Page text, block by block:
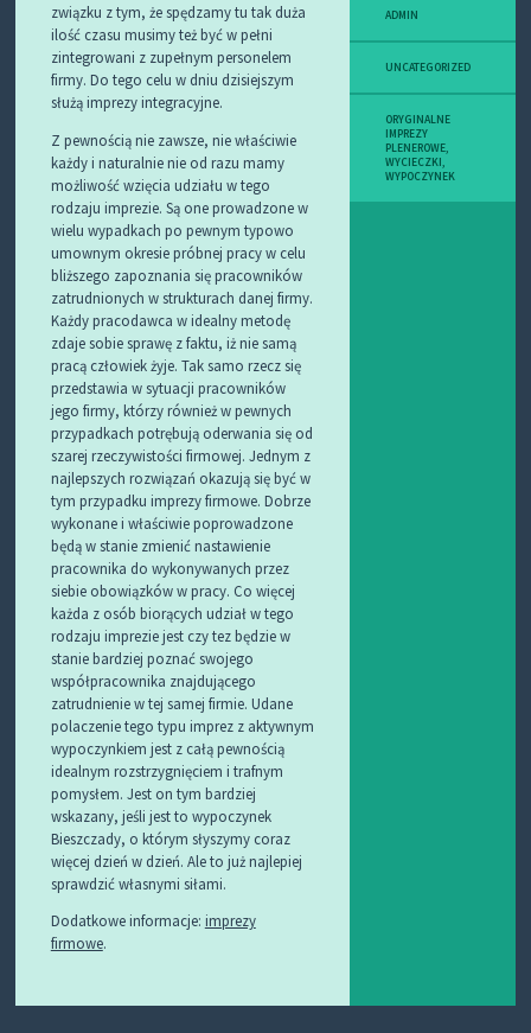
związku z tym, że spędzamy tu tak duża
ilość czasu musimy też być w pełni
zintegrowani z zupełnym personelem
firmy. Do tego celu w dniu dzisiejszym
służą imprezy integracyjne.
Z pewnością nie zawsze, nie właściwie
każdy i naturalnie nie od razu mamy
możliwość wzięcia udziału w tego
rodzaju imprezie. Są one prowadzone w
wielu wypadkach po pewnym typowo
umownym okresie próbnej pracy w celu
bliższego zapoznania się pracowników
zatrudnionych w strukturach danej firmy.
Każdy pracodawca w idealny metodę
zdaje sobie sprawę z faktu, iż nie samą
pracą człowiek żyje. Tak samo rzecz się
przedstawia w sytuacji pracowników
jego firmy, którzy również w pewnych
przypadkach potrębują oderwania się od
szarej rzeczywistości firmowej. Jednym z
najlepszych rozwiązań okazują się być w
tym przypadku imprezy firmowe. Dobrze
wykonane i właściwie poprowadzone
będą w stanie zmienić nastawienie
pracownika do wykonywanych przez
siebie obowiązków w pracy. Co więcej
każda z osób biorących udział w tego
rodzaju imprezie jest czy tez będzie w
stanie bardziej poznać swojego
współpracownika znajdującego
zatrudnienie w tej samej firmie. Udane
polaczenie tego typu imprez z aktywnym
wypoczynkiem jest z całą pewnością
idealnym rozstrzygnięciem i trafnym
pomysłem. Jest on tym bardziej
wskazany, jeśli jest to wypoczynek
Bieszczady, o którym słyszymy coraz
więcej dzień w dzień. Ale to już najlepiej
sprawdzić własnymi siłami.
Dodatkowe informacje: imprezy
firmowe.
ADMIN
UNCATEGORIZED
ORYGINALNE
IMPREZY
PLENEROWE,
WYCIECZKI,
WYPOCZYNEK